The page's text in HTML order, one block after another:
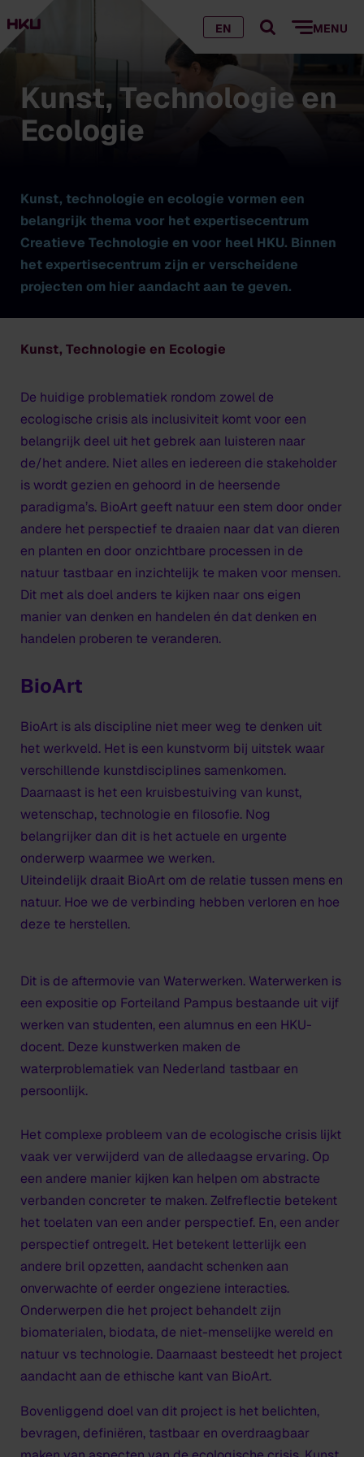
EN MENU
Kunst, Technologie en
Ecologie
Kunst, technologie en ecologie vormen een
belangrijk thema voor het expertisecentrum
Creatieve Technologie en voor heel HKU. Binnen
het expertisecentrum zijn er verscheidene
projecten om hier aandacht aan te geven.
Kunst, Technologie en Ecologie
De huidige problematiek rondom zowel de
ecologische crisis als inclusiviteit komt voor een
belangrijk deel uit het gebrek aan luisteren naar
de/het andere. Niet alles en iedereen die stakeholder
is wordt gezien en gehoord in de heersende
paradigma’s. BioArt geeft natuur een stem door onder
andere het perspectief te draaien naar dat van dieren
en planten en door onzichtbare processen in de
natuur tastbaar en inzichtelijk te maken voor mensen.
Dit met als doel anders te kijken naar ons eigen
manier van denken en handelen én dat denken en
handelen proberen te veranderen.
BioArt
BioArt is als discipline niet meer weg te denken uit
het werkveld. Het is een kunstvorm bij uitstek waar
verschillende kunstdisciplines samenkomen.
Daarnaast is het een kruisbestuiving van kunst,
wetenschap, technologie en filosofie. Nog
belangrijker dan dit is het actuele en urgente
onderwerp waarmee we werken.
Uiteindelijk draait BioArt om de relatie tussen mens en
natuur. Hoe we de verbinding hebben verloren en hoe
deze te herstellen.
Dit is de aftermovie van Waterwerken. Waterwerken is
een expositie op Forteiland Pampus bestaande uit vijf
werken van studenten, een alumnus en een HKU-
docent. Deze kunstwerken maken de
waterproblematiek van Nederland tastbaar en
persoonlijk.
Het complexe probleem van de ecologische crisis lijkt
vaak ver verwijderd van de alledaagse ervaring. Op
een andere manier kijken kan helpen om abstracte
verbanden concreter te maken. Zelfreflectie betekent
het toelaten van een ander perspectief. En, een ander
perspectief ontregelt. Het betekent letterlijk een
andere bril opzetten, aandacht schenken aan
onverwachte of eerder ongeziene interacties.
Onderwerpen die het project behandelt zijn
biomaterialen, biodata, de niet-menselijke wereld en
natuur vs technologie. Daarnaast besteedt het project
aandacht aan de ethische kant van BioArt.
Bovenliggend doel van dit project is het belichten,
bevragen, definiëren, tastbaar en overdraagbaar